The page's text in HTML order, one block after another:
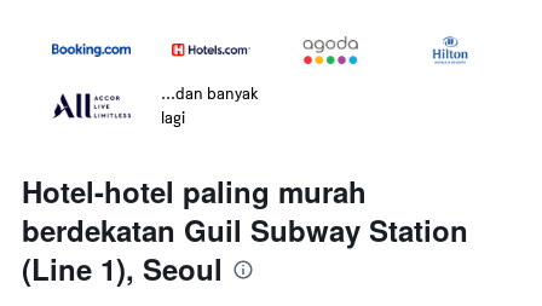
...dan banyak
lagi
Hotel-hotel paling murah
berdekatan Guil Subway Station
(Line 1), Seoul